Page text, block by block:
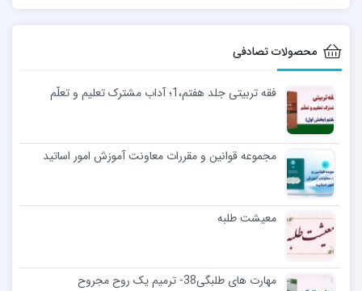
محصولات تصادفی
فقه تربیتی جلد هفتم،1؛ آداب مشترک تعلیم و تعلّم
مجموعه قوانین و مقررات معاونت آموزش امور اساتید
معیشت طلبه
مهارت های طلبگی38- ترمیم یک روح مجروح